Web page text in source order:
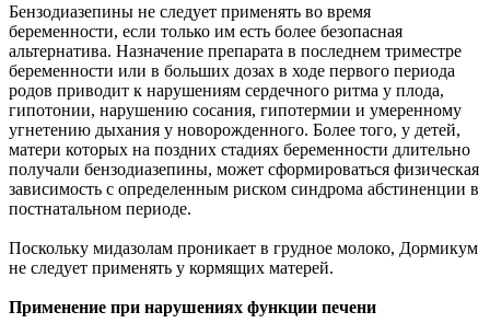
Бензодиазепины не следует применять во время
беременности, если только им есть более безопасная
альтернатива. Назначение препарата в последнем триместре
беременности или в больших дозах в ходе первого периода
родов приводит к нарушениям сердечного ритма у плода,
гипотонии, нарушению сосания, гипотермии и умеренному
угнетению дыхания у новорожденного. Более того, у детей,
матери которых на поздних стадиях беременности длительно
получали бензодиазепины, может сформироваться физическая
зависимость с определенным риском синдрома абстиненции в
постнатальном периоде.
Поскольку мидазолам проникает в грудное молоко, Дормикум
не следует применять у кормящих матерей.
Применение при нарушениях функции печени